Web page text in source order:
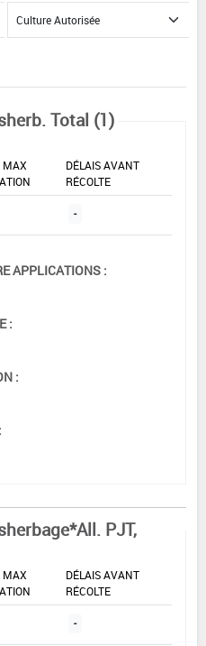
Total (1)
MAX
DÉLAIS AVANT
RÉCOLTE
-
APPLICATIONS :
:
:
PJT,
MAX
DÉLAIS AVANT
RÉCOLTE
-